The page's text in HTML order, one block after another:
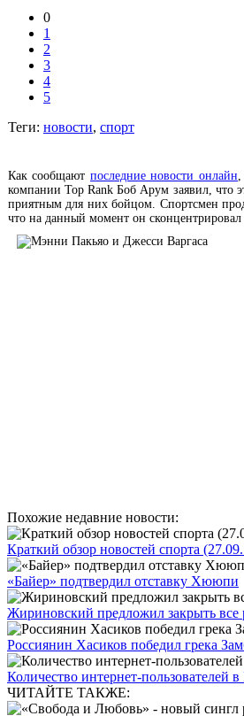
0
1
2
3
4
5
Теги: новости, спорт
Как сообщают последние новости онлайн
компании Top Rank Боб Арум заявил, что
приятным для них бойцом. Спортсмен
что на данный момент он
Похожие недавние новости:
Краткий обзор новостей спорта
«Байер» подтвердил отставку Хююпи
Жириновский предложил закрыть все
Россиянин Хасиков победил грека
Количество интернет-пользователей
ЧИТАЙТЕ ТАКЖЕ: